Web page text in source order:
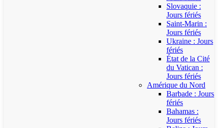
Slovaquie :
Jours fériés
Saint-Marin :
Jours fériés
Ukraine : Jours
fériés
État de la Cité
du Vatican :
Jours fériés
Amérique du Nord
Barbade : Jours
fériés
Bahamas :
Jours fériés